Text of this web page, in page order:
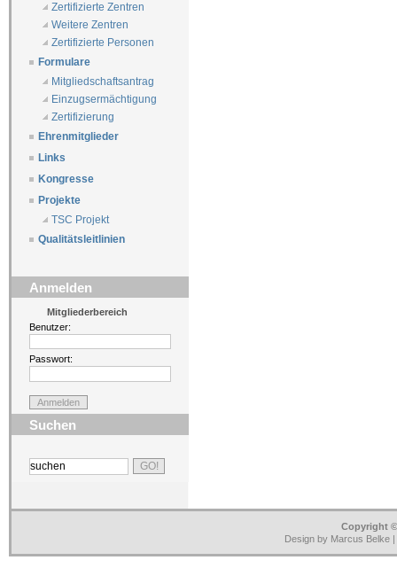
Zertifizierte Zentren
Weitere Zentren
Zertifizierte Personen
Formulare
Mitgliedschaftsantrag
Einzugsermächtigung
Zertifizierung
Ehrenmitglieder
Links
Kongresse
Projekte
TSC Projekt
Qualitätsleitlinien
Anmelden
Mitgliederbereich
Benutzer:
Passwort:
Suchen
Copyright
Design by Marcus Belke